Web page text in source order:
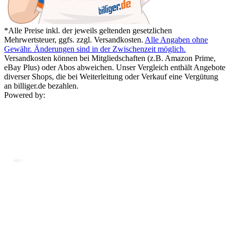
*Alle Preise inkl. der jeweils geltenden gesetzlichen
Mehrwertsteuer, ggfs. zzgl. Versandkosten. Alle Angaben ohne
Gewähr. Änderungen sind in der Zwischenzeit möglich.
Versandkosten können bei Mitgliedschaften (z.B. Amazon Prime,
eBay Plus) oder Abos abweichen. Unser Vergleich enthält Angebote
diverser Shops, die bei Weiterleitung oder Verkauf eine Vergütung
an billiger.de bezahlen.
Powered by: